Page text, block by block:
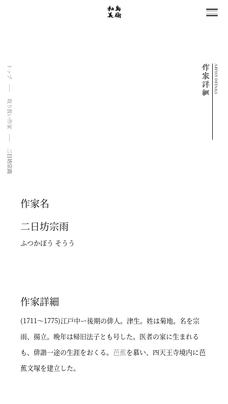
トップ
取り扱い作家
二日坊宗雨
ARTIST DETAILS
作家名
二日坊宗雨
ふつかぼう そうう
作家詳細
(1711～1775)江戸中ー後期の俳人。津生。姓は菊地。名を宗
雨、揚立。晩年は帰旧法子とも号した。医者の家に生まれる
も、俳諧一途の生涯をおくる。 芭蕉を慕い、四天王寺境内に芭
蕉文塚を建立した。